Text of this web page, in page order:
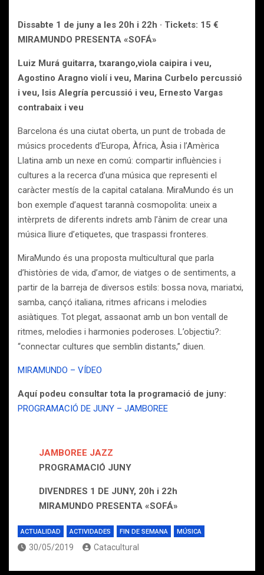
Dissabte 1 de juny a les 20h i 22h · Tickets: 15 €
MIRAMUNDO PRESENTA «SOFÁ»
Luiz Murá guitarra, txarango,viola caipira i veu,
Agostino Aragno violí i veu, Marina Curbelo percussió
i veu, Isis Alegría percussió i veu, Ernesto Vargas
contrabaix i veu
Barcelona és una ciutat oberta, un punt de trobada de
músics procedents d’Europa, Àfrica, Àsia i l’Amèrica
Llatina amb un nexe en comú: compartir influències i
cultures a la recerca d’una música que representi el
caràcter mestís de la capital catalana. MiraMundo és un
bon exemple d’aquest tarannà cosmopolita: uneix a
intèrprets de diferents indrets amb l’ànim de crear una
música lliure d’etiquetes, que traspassi fronteres.
MiraMundo és una proposta multicultural que parla
d’històries de vida, d’amor, de viatges o de sentiments, a
partir de la barreja de diversos estils: bossa nova, mariatxi,
samba, cançó italiana, ritmes africans i melodies
asiàtiques. Tot plegat, assaonat amb un bon ventall de
ritmes, melodies i harmonies poderoses. L’objectiu?:
“connectar cultures que semblin distants,” diuen.
MIRAMUNDO – VÍDEO
Aquí podeu consultar tota la programació de juny:
PROGRAMACIÓ DE JUNY – JAMBOREE
JAMBOREE JAZZ
PROGRAMACIÓ JUNY
DIVENDRES 1 DE JUNY, 20h i 22h
MIRAMUNDO PRESENTA «SOFÁ»
ACTUALIDAD ACTIVIDADES FIN DE SEMANA MÚSICA
30/05/2019 Catacultural